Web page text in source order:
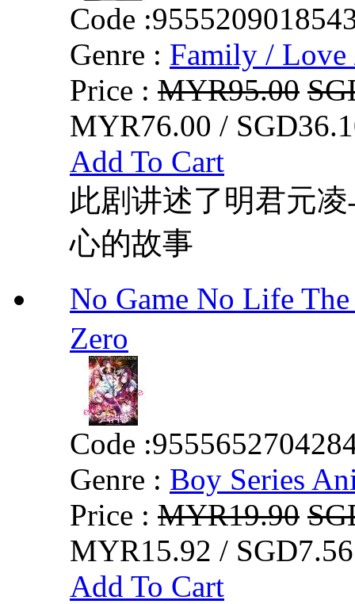
Code :
Genre : Family / Love
Price : MYR95.00
MYR76.00 /
Add To Cart
此剧讲述了明君元
心的故事
No Game No Life
Zero
Code :
Genre : Boy Series
Price : MYR19.90
MYR15.92 /
Add To Cart